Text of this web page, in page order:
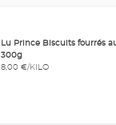
Lu Prince Biscuits fourrés
300g
8,00 €/KILO